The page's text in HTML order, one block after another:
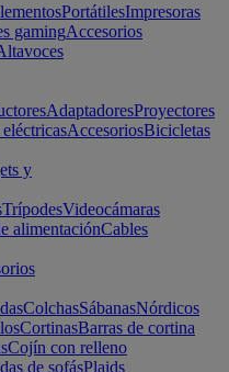
PortátilesImpresoras
gamingAccesorios
AdaptadoresProyectores
AccesoriosBicicletas
y
TrípodesVideocámaras
alimentaciónCables
ColchasSábanasNórdicos
CortinasBarras de cortina
Cojín con relleno
de sofásPlaids